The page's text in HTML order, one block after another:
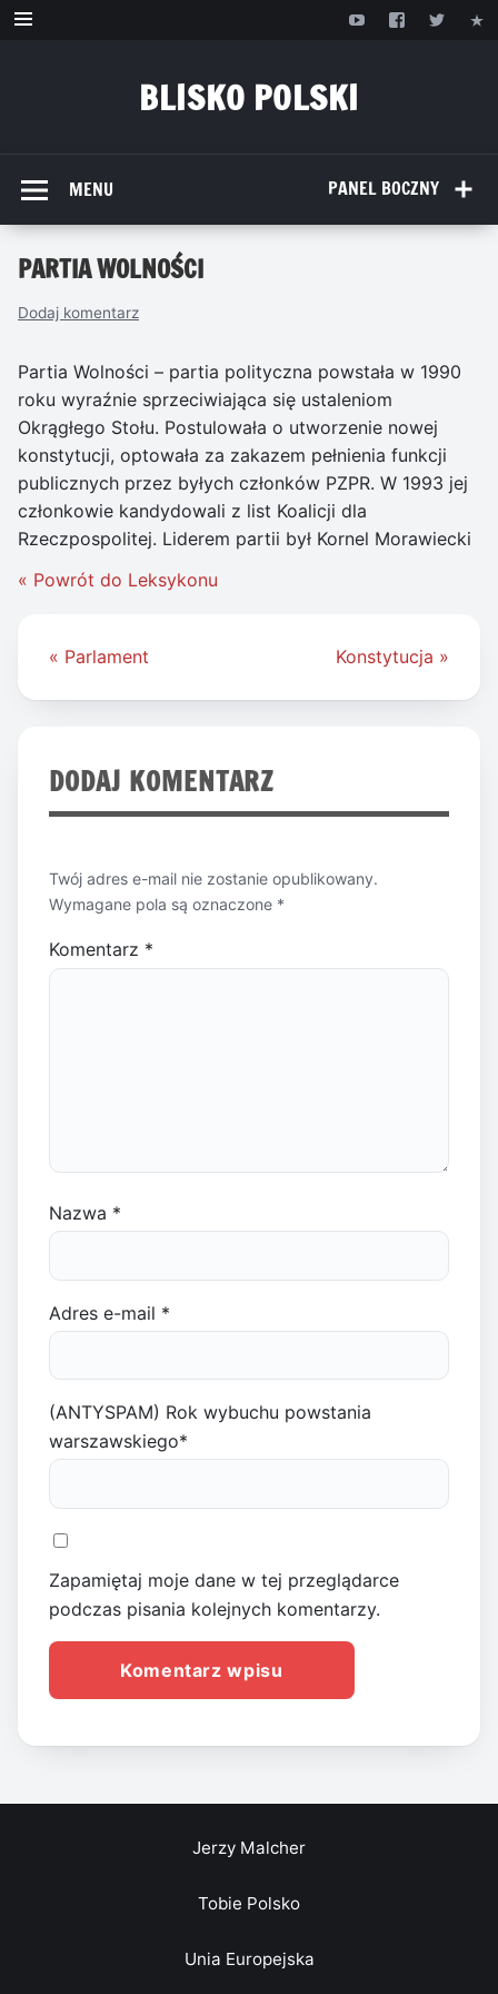
Przejdź
BLISKO POLSKI
PANEL BOCZNY
MENU
PARTIA WOLNOŚCI
Dodaj komentarz
Partia Wolności – partia polityczna powstała w 1990
roku wyraźnie sprzeciwiająca się ustaleniom
Okrągłego Stołu. Postulowała o utworzenie nowej
konstytucji, optowała za zakazem pełnienia funkcji
publicznych przez byłych członków PZPR. W 1993 jej
członkowie kandydowali z list Koalicji dla
Rzeczpospolitej. Liderem partii był Kornel Morawiecki
« Powrót do Leksykonu
Nawigacja
« Parlament Konstytucja »
DODAJ KOMENTARZ
Twój adres e-mail nie zostanie opublikowany.
Wymagane pola są oznaczone *
Komentarz *
Nazwa *
Adres e-mail *
(ANTYSPAM) Rok wybuchu powstania
warszawskiego*
Zapamiętaj moje dane w tej przeglądarce
podczas pisania kolejnych komentarzy.
Jerzy Malcher
Tobie Polsko
Unia Europejska